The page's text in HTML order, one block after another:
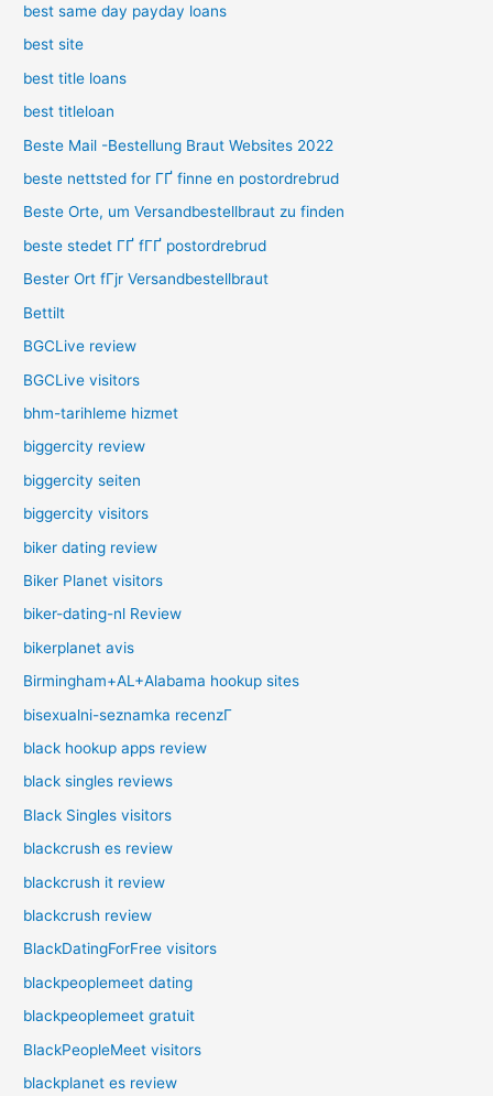
best same day payday loans
best site
best title loans
best titleloan
Beste Mail -Bestellung Braut Websites 2022
beste nettsted for ГҐ finne en postordrebrud
Beste Orte, um Versandbestellbraut zu finden
beste stedet ГҐ fГҐ postordrebrud
Bester Ort fГјr Versandbestellbraut
Bettilt
BGCLive review
BGCLive visitors
bhm-tarihleme hizmet
biggercity review
biggercity seiten
biggercity visitors
biker dating review
Biker Planet visitors
biker-dating-nl Review
bikerplanet avis
Birmingham+AL+Alabama hookup sites
bisexualni-seznamka recenzГ­
black hookup apps review
black singles reviews
Black Singles visitors
blackcrush es review
blackcrush it review
blackcrush review
BlackDatingForFree visitors
blackpeoplemeet dating
blackpeoplemeet gratuit
BlackPeopleMeet visitors
blackplanet es review